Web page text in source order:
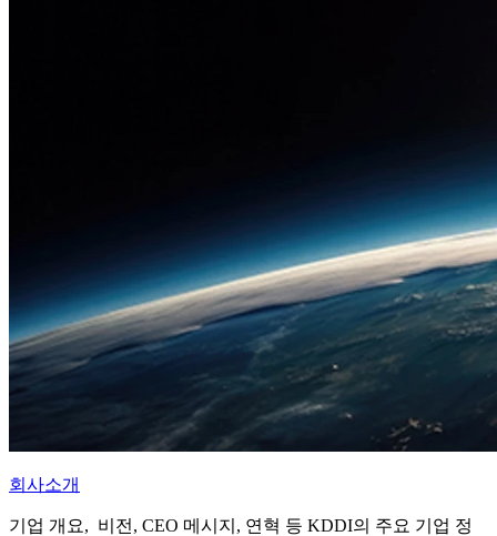
회사소개
기업 개요, 비전, CEO 메시지, 연혁 등 KDDI의 주요 기업 정